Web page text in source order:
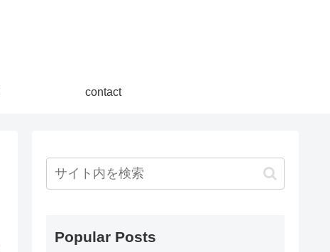
contact
Popular Posts